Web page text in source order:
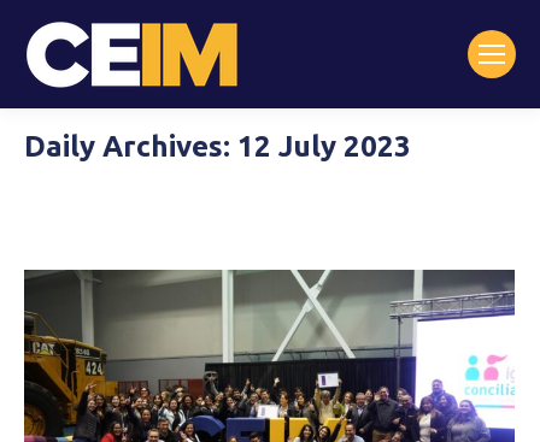
Daily Archives: 12 July 2023